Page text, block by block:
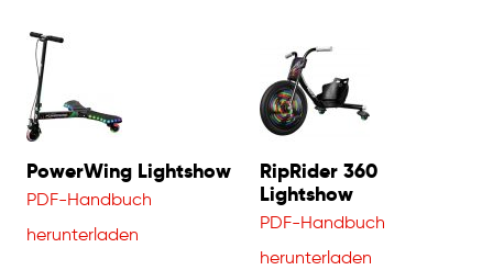
PowerWing Lightshow
PDF-Handbuch
herunterladen
RipRider 360
Lightshow
PDF-Handbuch
herunterladen